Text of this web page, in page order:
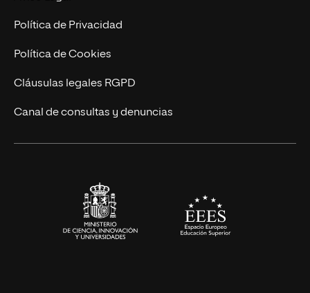
Postgrados
Cursos Universitarios
Trabaja en UNIR
Actualidad
UNIR Revista
Eventos
Política de Privacidad
Política de Cookies
Cláusulas legales RGPD
Canal de consultas y denuncias